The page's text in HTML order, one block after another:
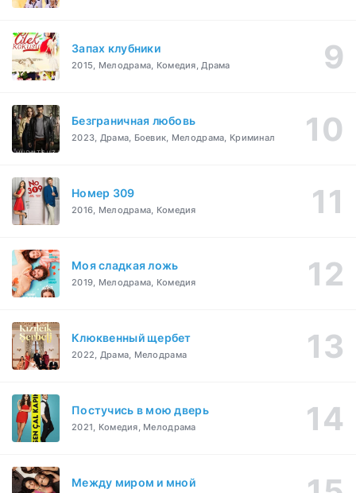
Запах клубники
2015, Мелодрама, Комедия, Драма
Безграничная любовь
2023, Драма, Боевик, Мелодрама, Криминал
Номер 309
2016, Мелодрама, Комедия
Моя сладкая ложь
2019, Мелодрама, Комедия
Клюквенный щербет
2022, Драма, Мелодрама
Постучись в мою дверь
2021, Комедия, Мелодрама
Между миром и мной